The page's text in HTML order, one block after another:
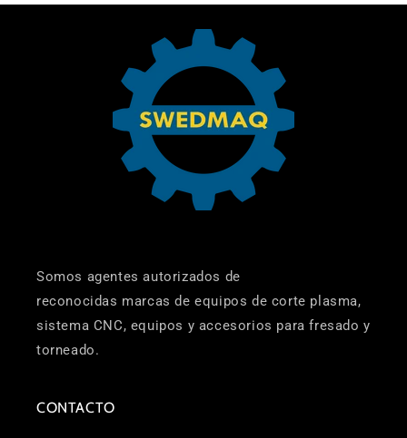
Somos agentes autorizados de
reconocidas marcas de equipos de corte plasma,
sistema CNC, equipos y accesorios para fresado y
torneado.
CONTACTO